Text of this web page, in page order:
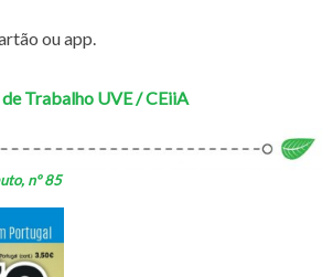
ou app.
Trabalho UVE / CEiiA
nº 85